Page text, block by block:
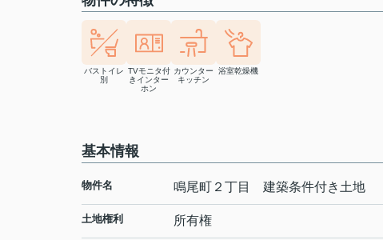
バストイレ
別
TVモニタ付
きインター
ホン
カウンター
キッチン
浴室乾燥機
基本情報
物件名 鳴尾町２丁目 建築条件付き土地
土地権利 所有権